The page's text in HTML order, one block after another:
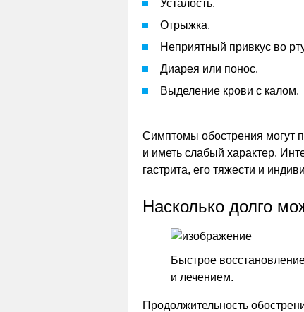
Усталость.
Отрыжка.
Неприятный привкус во
Диарея или понос.
Выделение крови с калом.
Симптомы обострения могут
и иметь слабый характер.
гастрита, его тяжести и
Насколько долго
Быстрое
и лечением.
Продолжительность